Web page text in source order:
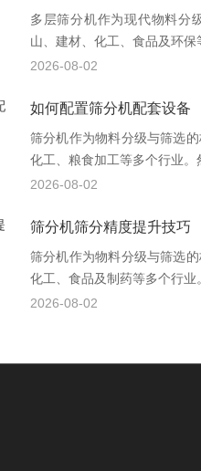
多层筛分机作为现代物料分
山、建材、化工、食品及环保
2026-08-02
如何配置筛分机配套设备
筛分机作为物料分级与筛选
化工、粮食加工等多个行业。
2026-08-02
筛分机筛分精度提升技巧
筛分机作为物料分级与筛选
化工、食品及制药等多个行业
2026-08-02